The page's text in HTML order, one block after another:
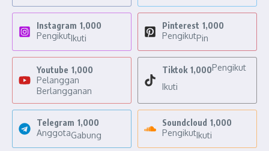
Instagram 1,000
PengikutIkuti
Pinterest 1,000
PengikutPin
Youtube 1,000
Pelanggan
Berlangganan
Tiktok 1,000Pengikut
Ikuti
Telegram 1,000
AnggotaGabung
Soundcloud 1,000
PengikutIkuti